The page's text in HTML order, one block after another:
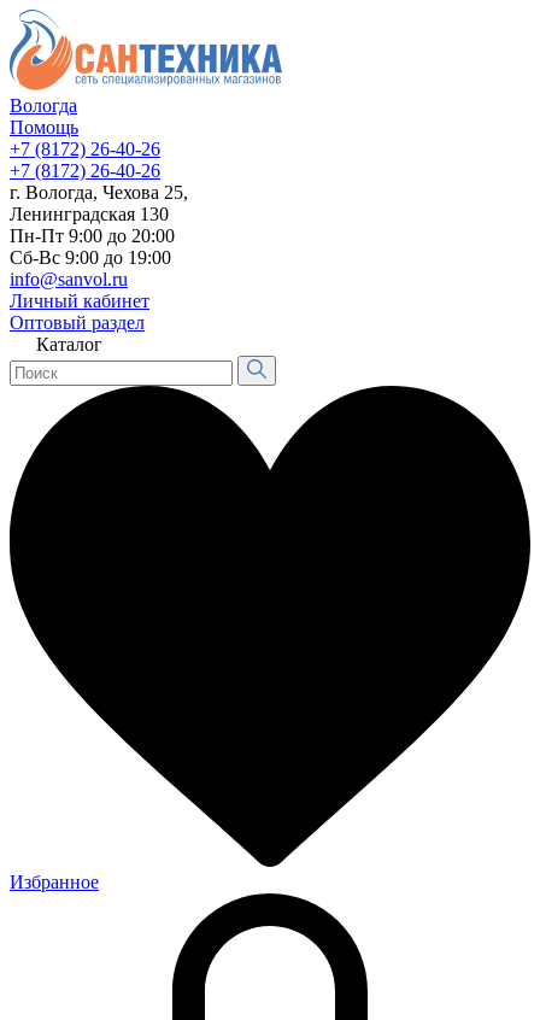
Вологда
Помощь
+7 (8172) 26-40-26
+7 (8172) 26-40-26
г. Вологда, Чехова 25,
Ленинградская 130
Пн-Пт 9:00 до 20:00
Сб-Вс 9:00 до 19:00
info@sanvol.ru
Личный кабинет
Оптовый раздел
Каталог
Избранное